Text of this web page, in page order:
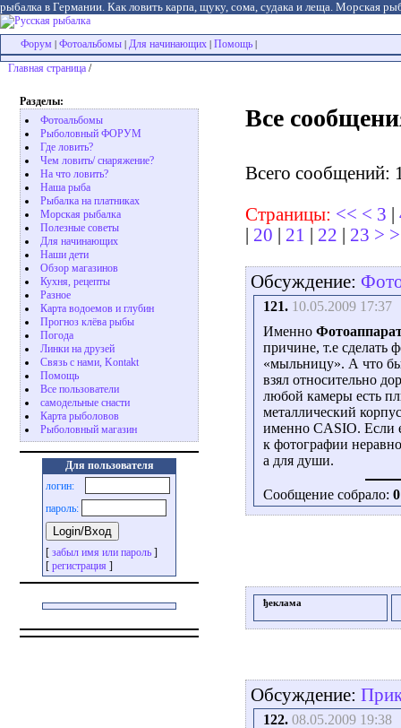
рыбалка в Германии. Как ловить карпа, щуку, сома, судака и леща. Морская
Форум Фотоальбомы Для начинающих Помощь
Главная страница /
Разделы:
Фотоальбомы
Рыболовный ФОРУМ
Где ловить?
Чем ловить/ снаряжение?
На что ловить?
Наша рыба
Рыбалка на платниках
Морская рыбалка
Полезные советы
Для начинающих
Наши дети
Обзор магазинов
Кухня, рецепты
Разное
Карта водоемов и глубин
Прогноз клёва рыбы
Погода
Линки на друзей
Связь с нами, Kontakt
Помощь
Все пользователи
самодельные снасти
Карта рыболовов
Рыболовный магазин
Для пользователя
логин:
пароль:
[ забыл имя или пароль ]
[ регистрация ]
Все
Всего сообщений:
Страницы: << < 3
20 21 22 23 >
Обсуждение:
121. 10.05.2009 17:37
Именно
причине, т.е сделать
«мыльницу». А что бы
взял относительно
любой камеры есть
металлический
именно CASIO. Если
к фотографии
а для души.
Сообщение собрало: 0
ђеклама
Обсуждение:
122. 08.05.2009 19:38